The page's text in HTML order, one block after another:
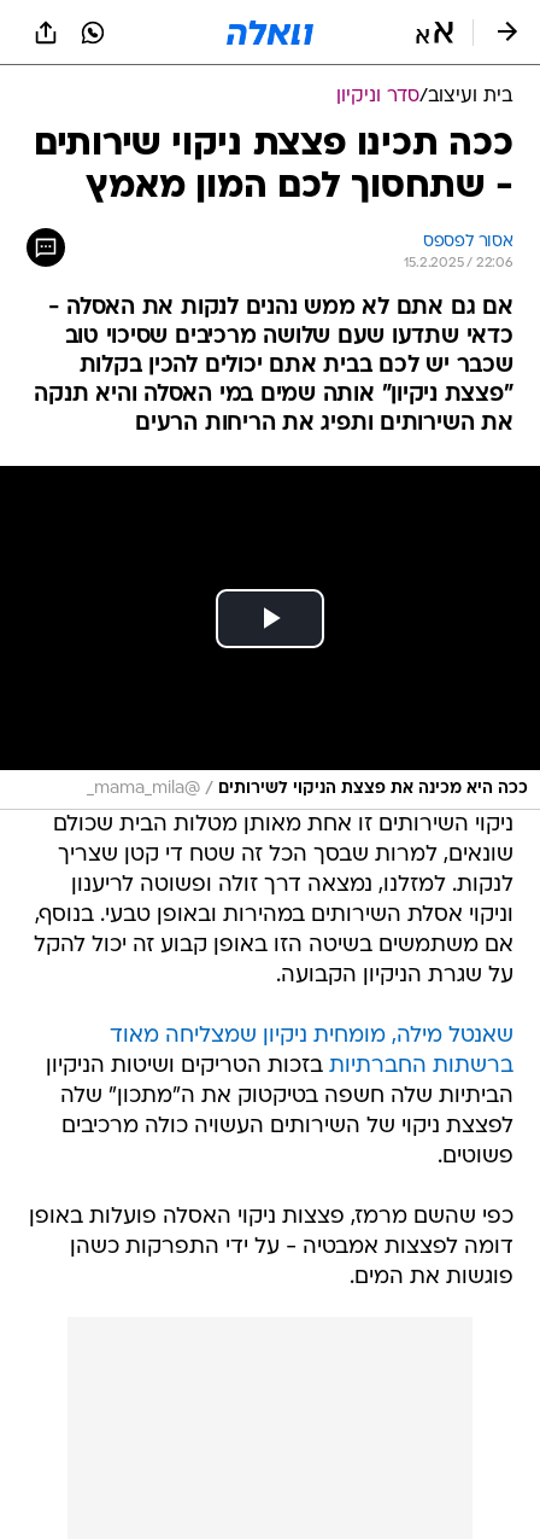
בית ועיצוב/סדר וניקיון
ככה תכינו פצצת ניקוי שירותים
- שתחסוך לכם המון מאמץ
אסור לפספס
15.2.2025 / 22:06
אם גם אתם לא ממש נהנים לנקות את האסלה -
כדאי שתדעו שעם שלושה מרכיבים שסיכוי טוב
שכבר יש לכם בבית אתם יכולים להכין בקלות
"פצצת ניקיון" אותה שמים במי האסלה והיא תנקה
את השירותים ותפיג את הריחות הרעים
ככה היא מכינה את פצצת הניקוי לשירותים /
@mama_mila_
ניקוי השירותים זו אחת מאותן מטלות הבית שכולם
שונאים, למרות שבסך הכל זה שטח די קטן שצריך
לנקות. למזלנו, נמצאה דרך זולה ופשוטה לריענון
וניקוי אסלת השירותים במהירות ובאופן טבעי. בנוסף,
אם משתמשים בשיטה הזו באופן קבוע זה יכול להקל
על שגרת הניקיון הקבועה.
שאנטל מילה, מומחית ניקיון שמצליחה מאוד
ברשתות החברתיות בזכות הטריקים ושיטות הניקיון
הביתיות שלה חשפה בטיקטוק את ה"מתכון" שלה
לפצצת ניקוי של השירותים העשויה כולה מרכיבים
פשוטים.
כפי שהשם מרמז, פצצות ניקוי האסלה פועלות באופן
דומה לפצצות אמבטיה - על ידי התפרקות כשהן
פוגשות את המים.